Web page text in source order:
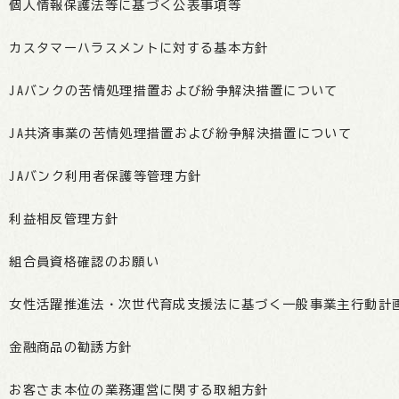
個人情報保護法等に基づく公表事項等
カスタマーハラスメントに対する基本方針
JAバンクの苦情処理措置および紛争解決措置について
JA共済事業の苦情処理措置および紛争解決措置について
JAバンク利用者保護等管理方針
利益相反管理方針
組合員資格確認のお願い
女性活躍推進法・次世代育成支援法に基づく一般事業主行動計
金融商品の勧誘方針
お客さま本位の業務運営に関する取組方針